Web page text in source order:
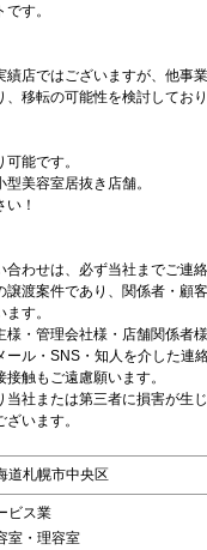
す。
績店ではございますが、他事
移転の可能性を検討しており
能です。
美容室居抜き店舗。
！
わせは、必ず当社までご連絡
譲渡案件であり、関係者・顧
す。
様・管理会社様・店舗関係者
ール・SNS・知人を介した連
触もご遠慮願います。
当社または第三者に損害が生
います。
道札幌市中央区
ビス業
室・理容室